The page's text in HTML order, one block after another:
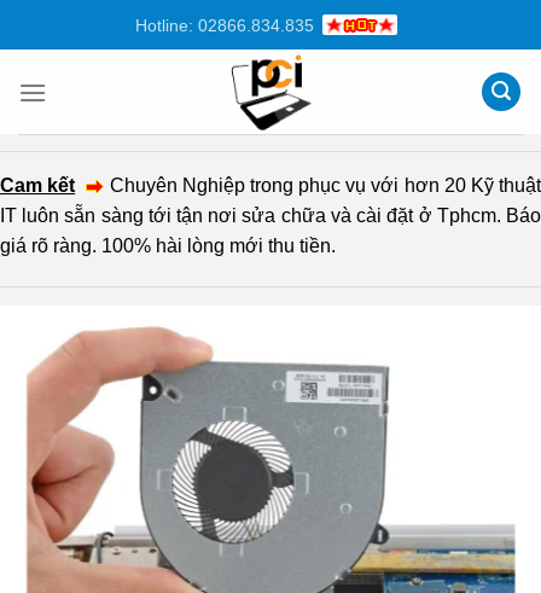
dung
Hotline: 02866.834.835
Cam kết
Chuyên Nghiệp trong phục vụ với hơn 20 Kỹ thuật
IT luôn sẵn sàng tới tận nơi sửa chữa và cài đặt ở Tphcm. Báo
giá rõ ràng. 100% hài lòng mới thu tiền.